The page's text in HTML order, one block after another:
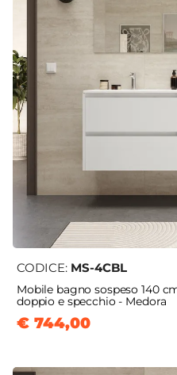
CODICE: MS-4CBL
Mobile bagno sospeso 140
doppio e specchio - Medora
€ 744,00